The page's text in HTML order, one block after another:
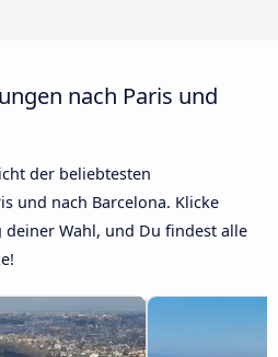
nach Paris und
der beliebtesten
und nach Barcelona. Klicke
Wahl, und Du findest alle